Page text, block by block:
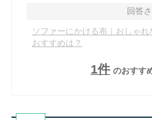
回答
ソファーにかける布｜おしゃ
おすすめは？
1件 のおすす